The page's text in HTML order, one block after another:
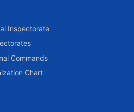
Inspectorate
Commands
Chart